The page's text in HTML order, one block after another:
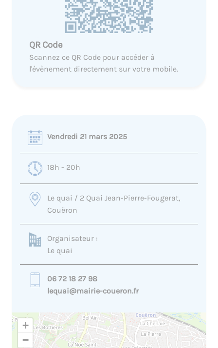
QR Code
Scannez ce QR Code pour accéder à
l'évènement directement sur votre mobile.
Vendredi 21 mars 2025
18h - 20h
Le quai / 2 Quai Jean-Pierre-Fougerat,
Couëron
Organisateur :
Le quai
06 72 18 27 98
lequai@mairie-coueron.fr
+
−